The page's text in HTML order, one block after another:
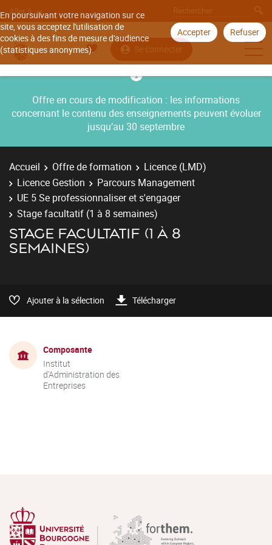
En poursuivant votre navigation sur ce
site, vous acceptez l'utilisation de
cookies à des fins de mesure d'audience
(statistiques anonymes).
Accepter Refuser
Aller à
Se connecter
Offre en cours de modification : les informations
concernant le contenu des enseignements peuvent évoluer
jusqu’au 30 septembre
Accueil Offre de formation
Licence (LMD)
Licence Gestion
Parcours Management
UE 5 Se professionnaliser et s'engager
Stage facultatif (1 à 8 semaines)
STAGE FACULTATIF (1 À 8
SEMAINES)
Ajouter à la sélection Télécharger
Composante
Institut
d'Administration des
Entreprises